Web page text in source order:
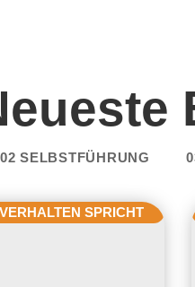
02 SELBSTFÜHRUNG
SPRICHT